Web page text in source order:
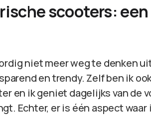
scooters:
niet meer weg te denken
en trendy. Zelf ben ik
en ik geniet dagelijks van de
Echter, er is één aspect waar